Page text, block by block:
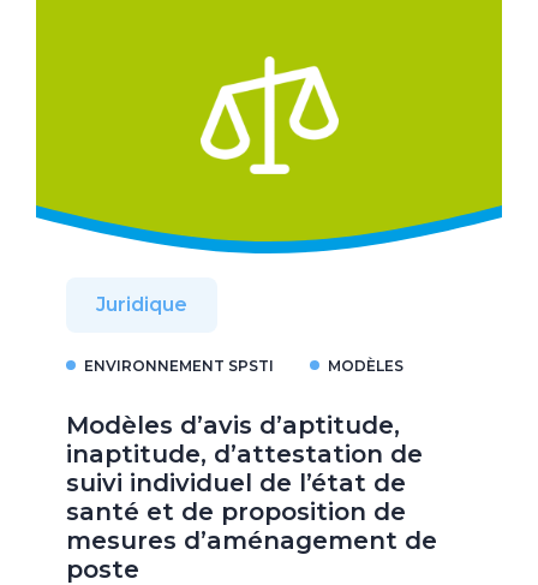
Juridique
ENVIRONNEMENT SPSTI MODÈLES
Modèles d’avis d’aptitude,
inaptitude, d’attestation de
suivi individuel de l’état de
santé et de proposition de
mesures d’aménagement de
poste